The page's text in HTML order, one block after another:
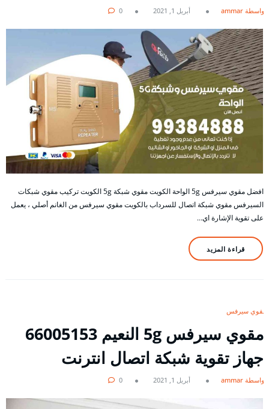
بواسطة ammar أبريل 1, 2021 0
افضل مقوي سيرفس 5g الواحة الكويت مقوي شبكة 5g الكويت تركيب مقوي شبكات
السيرفس مقوي شبكة اتصال للسرداب بالكويت مقوي سيرفس من الغانم أصلي ، يعمل
على تقوية الإشارة اي…
قراءة المزيد
مقوي سيرفس
مقوي سيرفس 5g النعيم 66005153
جهاز تقوية شبكة اتصال انترنت
بواسطة ammar أبريل 1, 2021 0